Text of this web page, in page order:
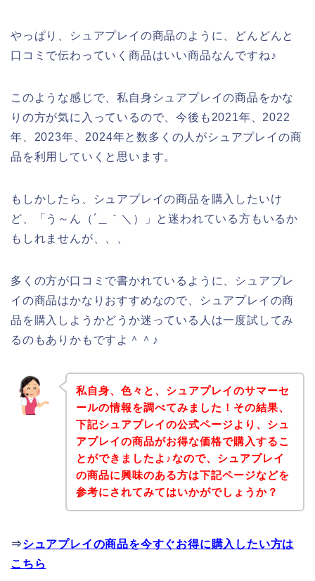
やっぱり、シュアプレイの商品のように、どんどんと
口コミで伝わっていく商品はいい商品なんですね♪
このような感じで、私自身シュアプレイの商品をかな
りの方が気に入っているので、今後も2021年、2022
年、2023年、2024年と数多くの人がシュアプレイの商
品を利用していくと思います。
もしかしたら、シュアプレイの商品を購入したいけ
ど、「う～ん（´＿｀＼）」と迷われている方もいるか
もしれませんが、、、
多くの方が口コミで書かれているように、シュアプレ
イの商品はかなりおすすめなので、シュアプレイの商
品を購入しようかどうか迷っている人は一度試してみ
るのもありかもですよ＾＾♪
私自身、色々と、シュアプレイのサマーセ
ールの情報を調べてみました！その結果、
下記シュアプレイの公式ページより、シュ
アプレイの商品がお得な価格で購入するこ
とができましたよ♪なので、シュアプレイ
の商品に興味のある方は下記ページなどを
参考にされてみてはいかがでしょうか？
⇒シュアプレイの商品を今すぐお得に購入したい方は
こちら